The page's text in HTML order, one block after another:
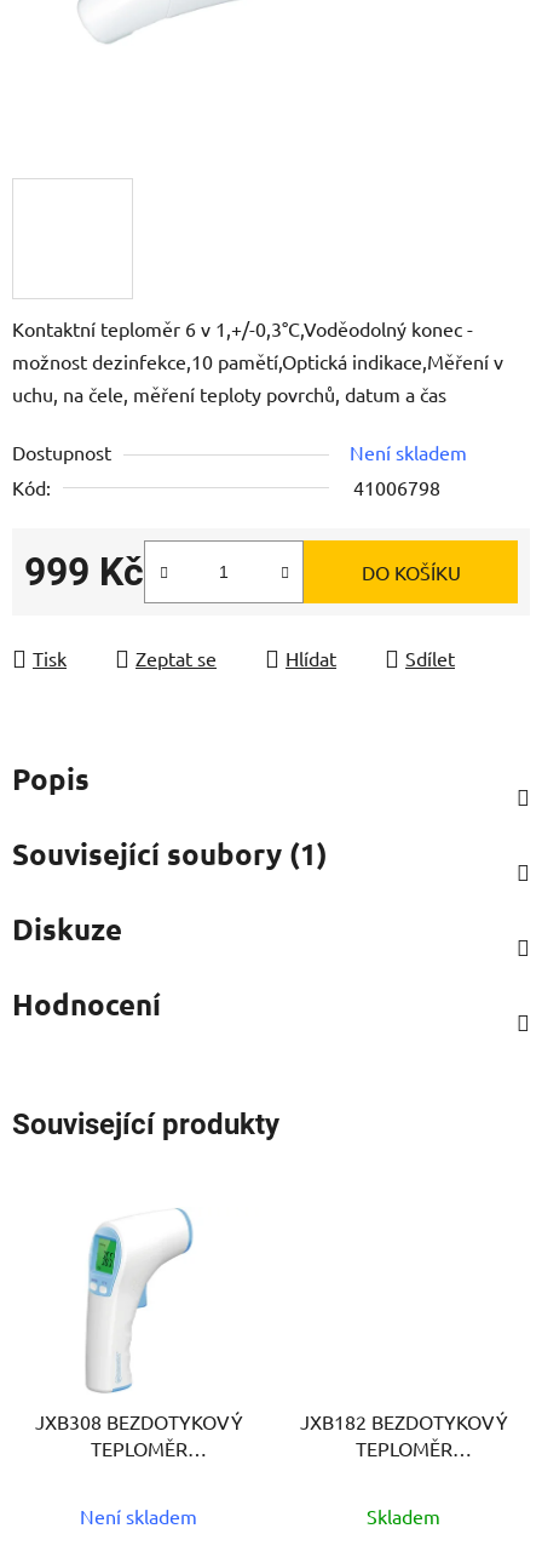
Kontaktní teploměr 6 v 1,+/-0,3°C,Voděodolný konec -
možnost dezinfekce,10 pamětí,Optická indikace,Měření v
uchu, na čele, měření teploty povrchů, datum a čas
Dostupnost
Není skladem
Kód:
41006798
999 Kč DO KOŠÍKU
Tisk Zeptat se Hlídat Sdílet
Popis
Související soubory (1)
Diskuze
Hodnocení
Související produkty
JXB308 BEZDOTYKOVÝ
TEPLOMĚR
Není skladem
JXB182 BEZDOTYKOVÝ
TEPLOMĚR
Skladem